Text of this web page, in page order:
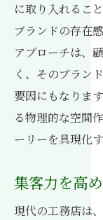
に取り入れるこ
ブランドの存在
アプローチは、
く、そのブラン
要因にもなりま
る物理的な空間
ーリーを具現化
集客力を高
現代の工務店は